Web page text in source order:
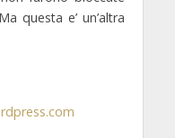
questa e’ un’altra